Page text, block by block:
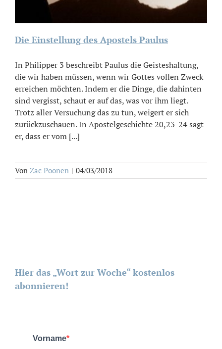
Die Einstellung des Apostels Paulus
In Philipper 3 beschreibt Paulus die Geisteshaltung,
die wir haben müssen, wenn wir Gottes vollen Zweck
erreichen möchten. Indem er die Dinge, die dahinten
sind vergisst, schaut er auf das, was vor ihm liegt.
Trotz aller Versuchung das zu tun, weigert er sich
zurückzuschauen. In Apostelgeschichte 20,23-24 sagt
er, dass er vom [...]
Von Zac Poonen | 04/03/2018
Hier das „Wort zur Woche“ kostenlos
abonnieren!